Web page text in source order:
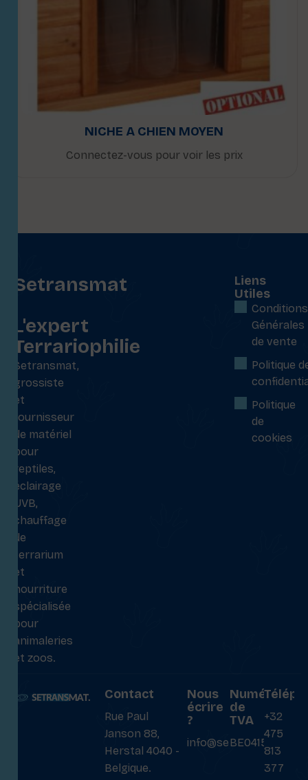
NICHE A CHIEN MOYEN
Connectez-vous pour voir les prix
Setransmat
L'expert
Terrariophilie
Setransmat,
grossiste
et
fournisseur
de matériel
pour
reptiles,
éclairage
UVB,
chauffage
de
terrarium
et
nourriture
spécialisée
pour
animaleries
et zoos.
Liens
Utiles
Conditions
Générales
de vente
Politique
Politique
de
cookies
Contact
Rue Paul
Janson 88,
Herstal 4040 -
Belgique.
Nous
écrire
?
info@setransmat.com
Numéro
de
TVA
BE0415027069
+32
475
813
377